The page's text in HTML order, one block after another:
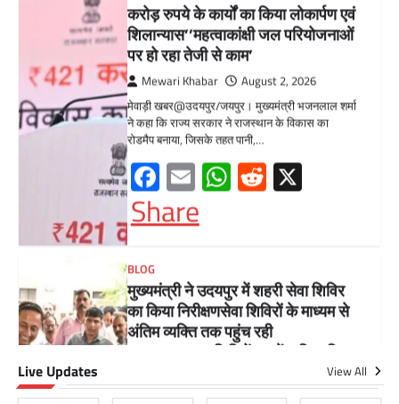
BLOG
मुख्यमंत्री ने उदयपुर में शहरी सेवा शिविर
का किया निरीक्षणसेवा शिविरों के माध्यम से
अंतिम व्यक्ति तक पहुंच रही
सरकारआमजन शिविरों का लें अधिकाधिक
लाभ, लोगों की समस्याओं का हर हाल में हो
समाधान, अधिकारी नहीं
Mewari Khabar June 17, 2026
उदयपुर जयपुर 17 जून। मुख्यमंत्री भजनलाल शर्मा ने
बुधवार को उदयपुर प्रवास के दौरान उदयपुर विकास
प्राधिकरण में आयोजित शहरी…
Facebook
EmailWhatsApp
Reddit
X
Share
ग्राम रथ अभियान पहुंचा लकड़वास, सांसद
Live Updates View All